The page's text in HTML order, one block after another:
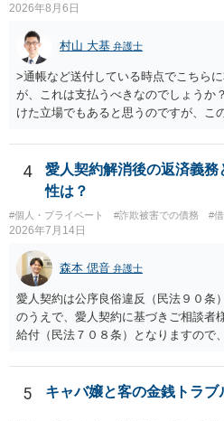
2026年8月6日
村山 大基 弁護士
>通帳など送付している時点でこちら
が、これは支払うべきなのでしょうか
けた立場でもあると思うのですが、こ
がいいとは思います。 そもそも、特
は法に触れる可能性もあります。 ＞
ことは可能でしょうか？ →一般的には
０万円の被害を受けたとして、１円も
たら、 できるだけ重い刑罰を与えて
でしょうか。 ＞弁護士さんに入って
はありますか？ そこはあり得ます、た
分賠償に回すことも考えられるので、
4
愛人契約解消後の返済義
性は？
#個人・プライベート #詐欺被害での債務 #
2026年7月14日
森本 偲音 弁護士
愛人契約は公序良俗違反（民法９０条
のうえで、愛人契約に基づきご相談者
給付（民法７０８条）となりますので
5 キャバ嬢と客の金銭トラブ